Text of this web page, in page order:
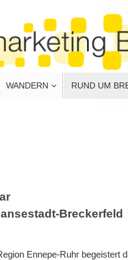
WANDERN RUND UM
Breckerfeld
Ennepe-Ruhr begeistert